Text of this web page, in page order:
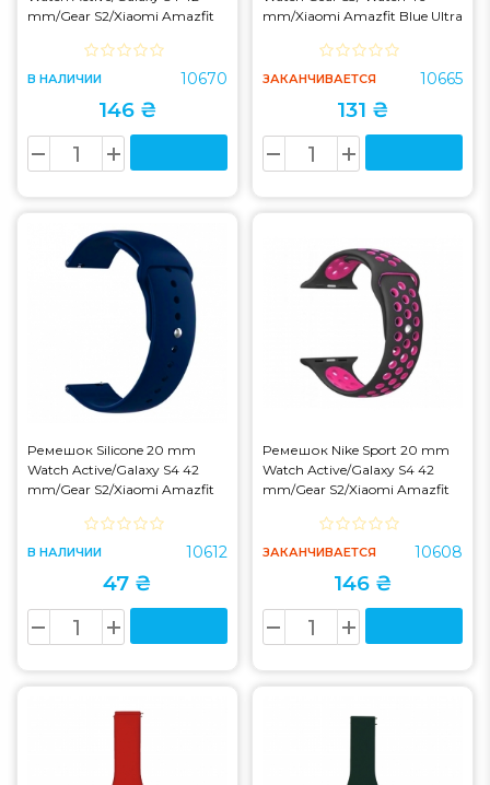
mm/Gear S2/Xiaomi Amazfit
В НАЛИЧИИ 10670
146 ₴
mm/Xiaomi Amazfit Blue Ultra
ЗАКАНЧИВАЕТСЯ 10665
131 ₴
Ремешок Silicone 20 mm
Watch Active/Galaxy S4 42
mm/Gear S2/Xiaomi Amazfit
В НАЛИЧИИ 10612
47 ₴
Ремешок Nike Sport 20 mm
Watch Active/Galaxy S4 42
mm/Gear S2/Xiaomi Amazfit
ЗАКАНЧИВАЕТСЯ 10608
146 ₴